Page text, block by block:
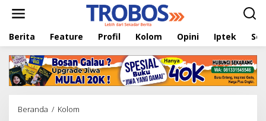
t
Berita Feature Profil Kolom Opini Iptek
Beranda / Kolom